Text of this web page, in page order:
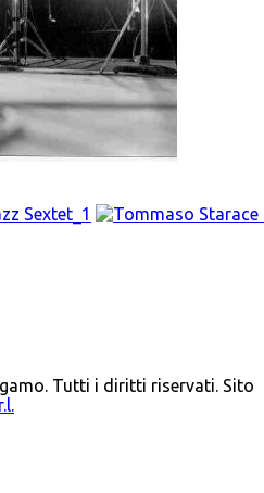
Tutti i diritti riservati. Sito